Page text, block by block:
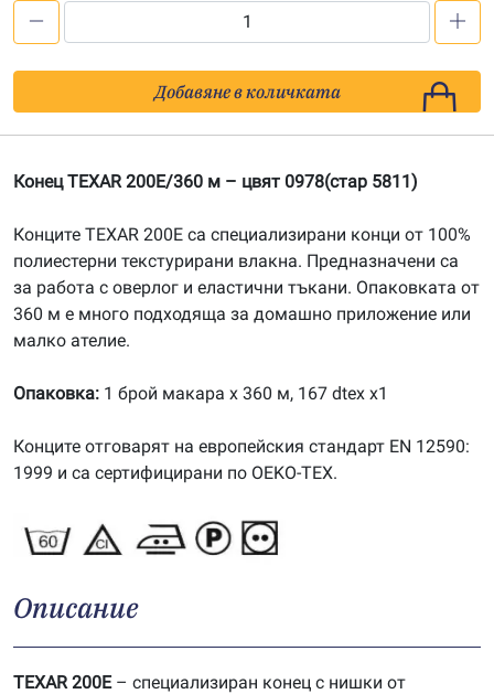
TEXAR
200
цвят
Добавяне в количката
Конец TEXAR 200E/360 м – цвят 0978(стар 5811)
Конците TEXAR 200E са специализирани конци от 100%
полиестерни текстурирани влакна. Предназначени са
за работа с оверлог и еластични тъкани. Опаковката от
360 м е много подходяща за домашно приложение или
малко ателие.
Опаковка: 1 брой макара х 360 м, 167 dtex x1
Конците отговарят на европейския стандарт EN 12590:
1999 и са сертифицирани по OEKO-TEX.
Описание
TEXAR 200E– специализиран конец с нишки от